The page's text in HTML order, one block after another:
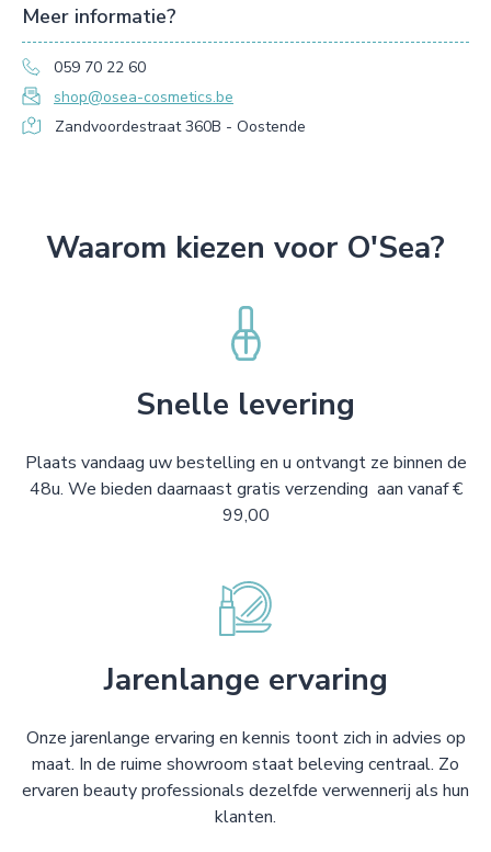
Meer informatie?
059 70 22 60
shop@osea-cosmetics.be
Zandvoordestraat 360B - Oostende
Waarom kiezen voor O'Sea?
Snelle levering
Plaats vandaag uw bestelling en u ontvangt ze binnen de
48u. We bieden daarnaast gratis verzending aan vanaf €
99,00
Jarenlange ervaring
Onze jarenlange ervaring en kennis toont zich in advies op
maat. In de ruime showroom staat beleving centraal. Zo
ervaren beauty professionals dezelfde verwennerij als hun
klanten.